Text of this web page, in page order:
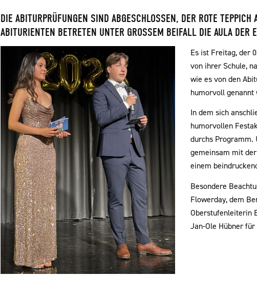
DIE ABITURPRÜFUNGEN SIND ABGESCHLOSSEN, DER ROTE
ABITURIENTEN BETRETEN UNTER GROSSEM BEIFALL DIE AULA DER
Es ist Freitag, der
von ihrer Schule,
wie es von den
humorvoll genannt
In dem sich
humorvollen
durchs
gemeinsam mit
einem
Besondere
Flowerday, dem
Oberstufenleiterin
Jan-Ole Hübner